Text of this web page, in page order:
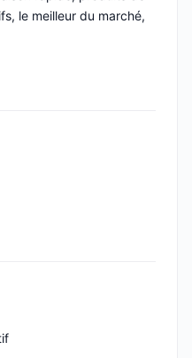
le meilleur du marché,